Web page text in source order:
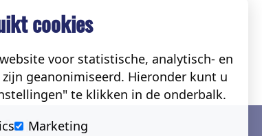
Social
cookies
voor statistische, analytisch- en
geanonimiseerd. Hieronder kunt u
te klikken in de onderbalk.
Marketing